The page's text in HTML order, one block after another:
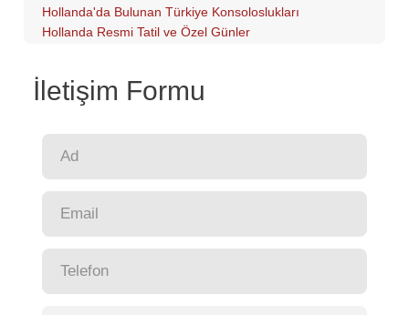
Hollanda'da Bulunan Türkiye Konsoloslukları
Hollanda Resmi Tatil ve Özel Günler
İletişim Formu